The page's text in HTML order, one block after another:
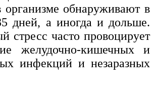
обнаруживают в
дней, а иногда и дольше.
стресс часто провоцирует
желудочно-кишечных и
инфекций и незаразных